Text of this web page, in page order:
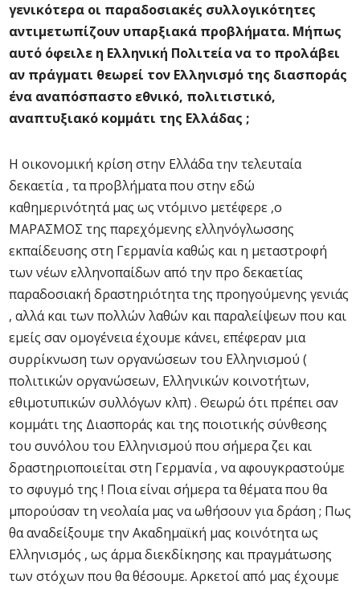
γενικότερα οι παραδοσιακές συλλογικότητες
αντιμετωπίζουν υπαρξιακά προβλήματα. Μήπως
αυτό όφειλε η Ελληνική Πολιτεία να το προλάβει
αν πράγματι θεωρεί τον Ελληνισμό της διασποράς
ένα αναπόσπαστο εθνικό, πολιτιστικό,
αναπτυξιακό κομμάτι της Ελλάδας ;
Η οικονομική κρίση στην Ελλάδα την τελευταία
δεκαετία , τα προβλήματα που στην εδώ
καθημερινότητά μας ως ντόμινο μετέφερε ,ο
ΜΑΡΑΣΜΟΣ της παρεχόμενης ελληνόγλωσσης
εκπαίδευσης στη Γερμανία καθώς και η μεταστροφή
των νέων ελληνοπαίδων από την προ δεκαετίας
παραδοσιακή δραστηριότητα της προηγούμενης γενιάς
, αλλά και των πολλών λαθών και παραλείψεων που και
εμείς σαν ομογένεια έχουμε κάνει, επέφεραν μια
συρρίκνωση των οργανώσεων του Ελληνισμού (
πολιτικών οργανώσεων, Ελληνικών κοινοτήτων,
εθιμοτυπικών συλλόγων κλπ) . Θεωρώ ότι πρέπει σαν
κομμάτι της Διασποράς και της ποιοτικής σύνθεσης
του συνόλου του Ελληνισμού που σήμερα ζει και
δραστηριοποιείται στη Γερμανία , να αφουγκραστούμε
το σφυγμό της ! Ποια είναι σήμερα τα θέματα που θα
μπορούσαν τη νεολαία μας να ωθήσουν για δράση ; Πως
θα αναδείξουμε την Ακαδημαϊκή μας κοινότητα ως
Ελληνισμός , ως άρμα διεκδίκησης και πραγμάτωσης
των στόχων που θα θέσουμε. Αρκετοί από μας έχουμε